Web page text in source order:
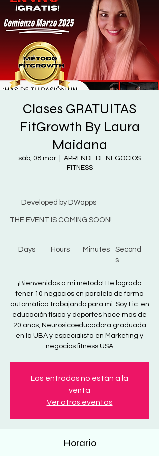
Clases GRATUITAS
FitGrowth By Laura
Maidana
sáb, 08 mar
APRENDE DE NEGOCIOS
FITNESS
Second
s
Minutes
Hours
Days
THE EVENT IS COMING SOON!
Developed by DWapps
¡Bienvenidos a mi método! He logrado
tener 10 negocios en paralelo de forma
automática trabajando para mi. Soy Lic. en
educación física y deportes hace mas de
20 años, Neurosicoeducadora graduada
en la UBA y especialista en Marketing y
negocios fitness USA
Las entradas no están a la
venta
Ver otros eventos
Horario